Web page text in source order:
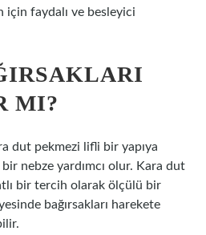
için faydalı ve besleyici
MI?
dut pekmezi lifli bir yapıya
nebze yardımcı olur. Kara dut
bir tercih olarak ölçülü bir
bağırsakları harekete